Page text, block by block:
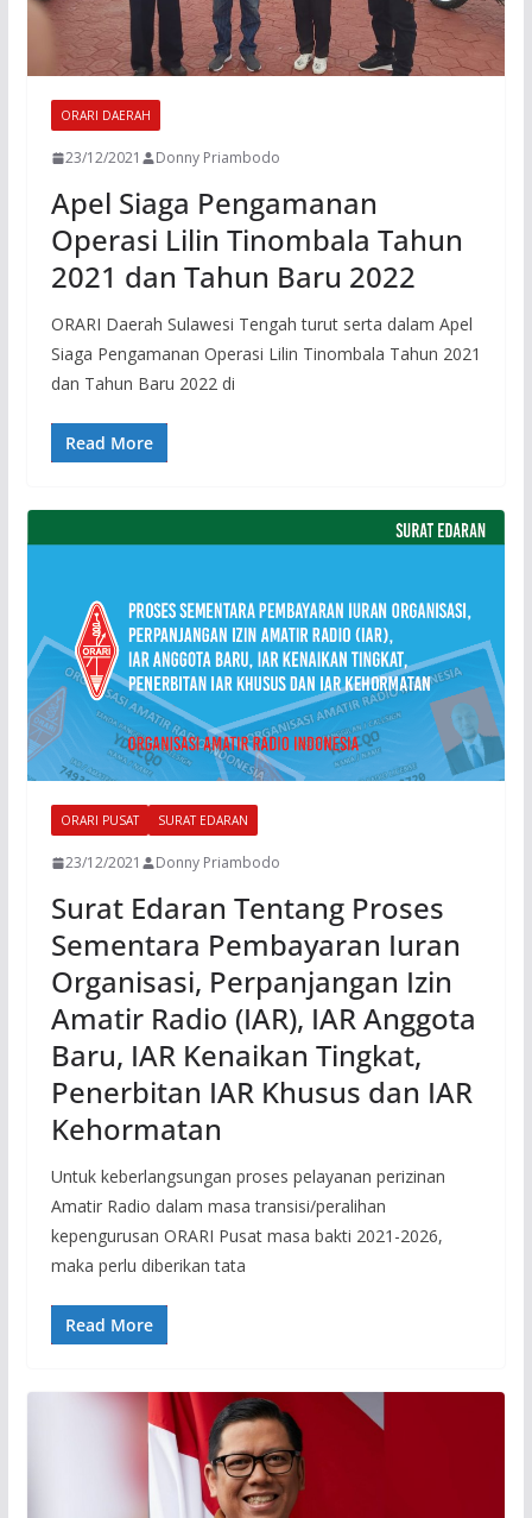
ORARI DAERAH
23/12/2021 Donny Priambodo
Apel Siaga Pengamanan
Operasi Lilin Tinombala Tahun
2021 dan Tahun Baru 2022
ORARI Daerah Sulawesi Tengah turut serta dalam Apel
Siaga Pengamanan Operasi Lilin Tinombala Tahun 2021
dan Tahun Baru 2022 di
Read More
ORARI PUSAT SURAT EDARAN
23/12/2021 Donny Priambodo
Surat Edaran Tentang Proses
Sementara Pembayaran Iuran
Organisasi, Perpanjangan Izin
Amatir Radio (IAR), IAR Anggota
Baru, IAR Kenaikan Tingkat,
Penerbitan IAR Khusus dan IAR
Kehormatan
Untuk keberlangsungan proses pelayanan perizinan
Amatir Radio dalam masa transisi/peralihan
kepengurusan ORARI Pusat masa bakti 2021-2026,
maka perlu diberikan tata
Read More